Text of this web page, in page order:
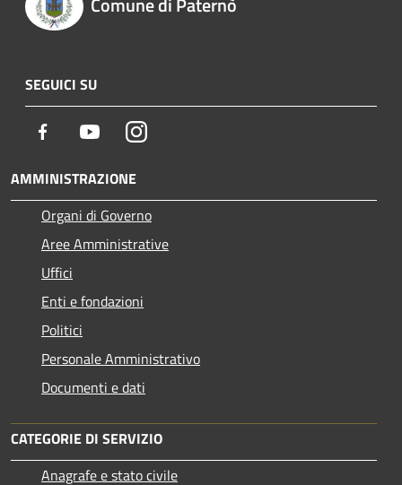
SEGUICI SU
Facebook YoutubeInstagram
AMMINISTRAZIONE
Organi di Governo
Aree Amministrative
Uffici
Enti e fondazioni
Politici
Personale Amministrativo
Documenti e dati
CATEGORIE DI SERVIZIO
Anagrafe e stato civile